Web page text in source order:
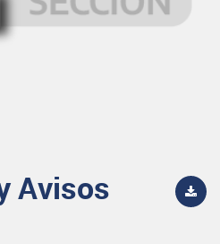
Avisos